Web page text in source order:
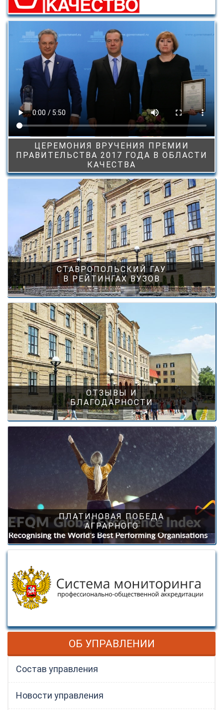
ЦЕРЕМОНИЯ ВРУЧЕНИЯ ПРЕМИИ
ПРАВИТЕЛЬСТВА 2017 ГОДА В ОБЛАСТИ
КАЧЕСТВА
СТАВРОПОЛЬСКИЙ ГАУ
В РЕЙТИНГАХ ВУЗОВ
ОТЗЫВЫ И
БЛАГОДАРНОСТИ
ПЛАТИНОВАЯ ПОБЕДА
АГРАРНОГО
ОБ УПРАВЛЕНИИ
Состав управления
Новости управления